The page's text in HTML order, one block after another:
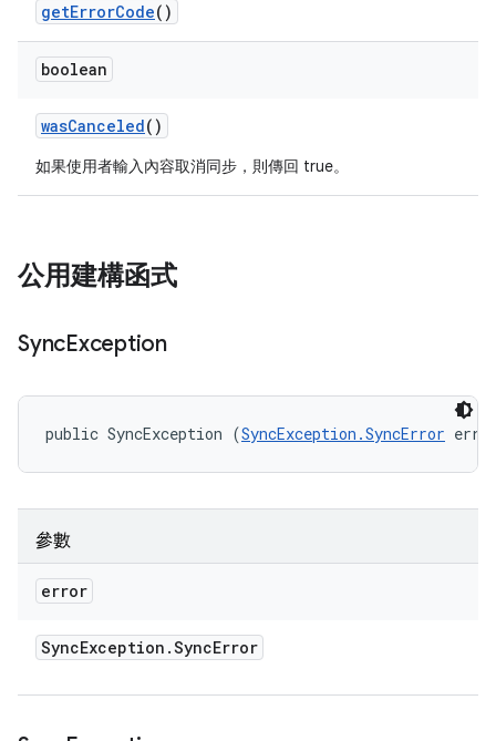
getErrorCode()
boolean
wasCanceled()
如果使用者輸入內容取消同步，則傳回 true。
公用建構函式
SyncException
public SyncException (SyncException.SyncError
參數
error
SyncException .SyncError